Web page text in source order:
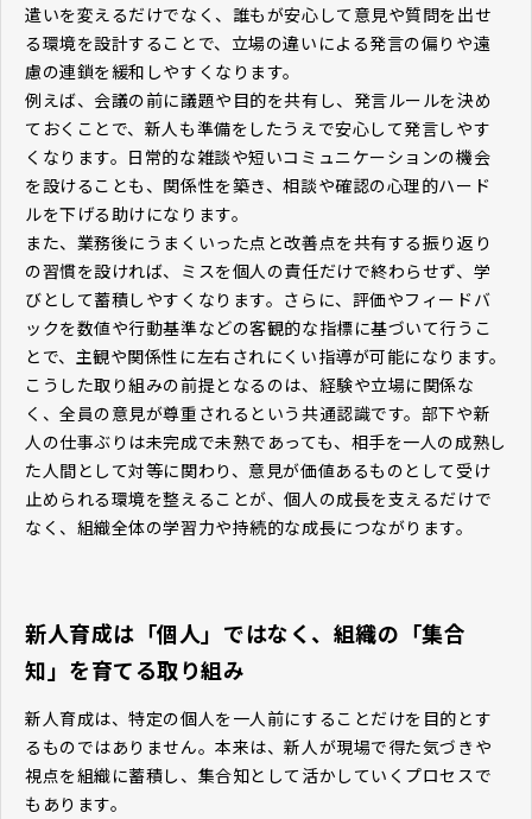
遣いを変えるだけでなく、誰もが安心して意見や質問を出せ
る環境を設計することで、立場の違いによる発言の偏りや遠
慮の連鎖を緩和しやすくなります。
例えば、会議の前に議題や目的を共有し、発言ルールを決め
ておくことで、新人も準備をしたうえで安心して発言しやす
くなります。日常的な雑談や短いコミュニケーションの機会
を設けることも、関係性を築き、相談や確認の心理的ハード
ルを下げる助けになります。
また、業務後にうまくいった点と改善点を共有する振り返り
の習慣を設ければ、ミスを個人の責任だけで終わらせず、学
びとして蓄積しやすくなります。さらに、評価やフィードバ
ックを数値や行動基準などの客観的な指標に基づいて行うこ
とで、主観や関係性に左右されにくい指導が可能になります。
こうした取り組みの前提となるのは、経験や立場に関係な
く、全員の意見が尊重されるという共通認識です。部下や新
人の仕事ぶりは未完成で未熟であっても、相手を一人の成熟し
た人間として対等に関わり、意見が価値あるものとして受け
止められる環境を整えることが、個人の成長を支えるだけで
なく、組織全体の学習力や持続的な成長につながります。
新人育成は「個人」ではなく、組織の「集合
知」を育てる取り組み
新人育成は、特定の個人を一人前にすることだけを目的とす
るものではありません。本来は、新人が現場で得た気づきや
視点を組織に蓄積し、集合知として活かしていくプロセスで
もあります。